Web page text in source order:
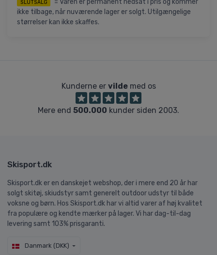
SLUTSALG
= Varen er permanent nedsat i pris og kommer
ikke tilbage, når nuværende lager er solgt. Utilgængelige
størrelser kan ikke skaffes.
Kunderne er vildemed os
Mere end 500.000 kunder siden 2003.
Skisport.dk
Skisport.dk er en danskejet webshop, der i mere end 20 år har
solgt skitøj, skiudstyr samt generelt outdoor udstyr til både
voksne og børn. Hos Skisport.dk har vi altid varer af høj kvalitet
fra populære og kendte mærker på lager. Vi har dag-til-dag
levering samt 103% prisgaranti.
Danmark (DKK)